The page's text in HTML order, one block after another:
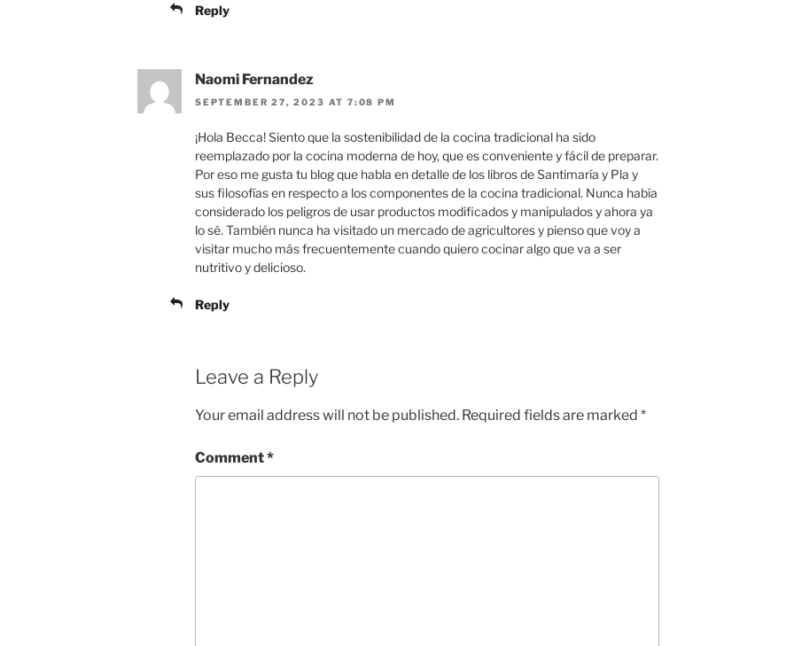
Reply
Naomi Fernandez
SEPTEMBER 27, 2023 AT 7:08 PM
¡Hola Becca! Siento que la sostenibilidad de la cocina tradicional ha sido
reemplazado por la cocina moderna de hoy, que es conveniente y fácil de preparar.
Por eso me gusta tu blog que habla en detalle de los libros de Santimaría y Pla y
sus filosofías en respecto a los componentes de la cocina tradicional. Nunca había
considerado los peligros de usar productos modificados y manipulados y ahora ya
lo sé. También nunca ha visitado un mercado de agricultores y pienso que voy a
visitar mucho más frecuentemente cuando quiero cocinar algo que va a ser
nutritivo y delicioso.
Reply
Leave a Reply
Your email address will not be published. Required fields are marked *
Comment*